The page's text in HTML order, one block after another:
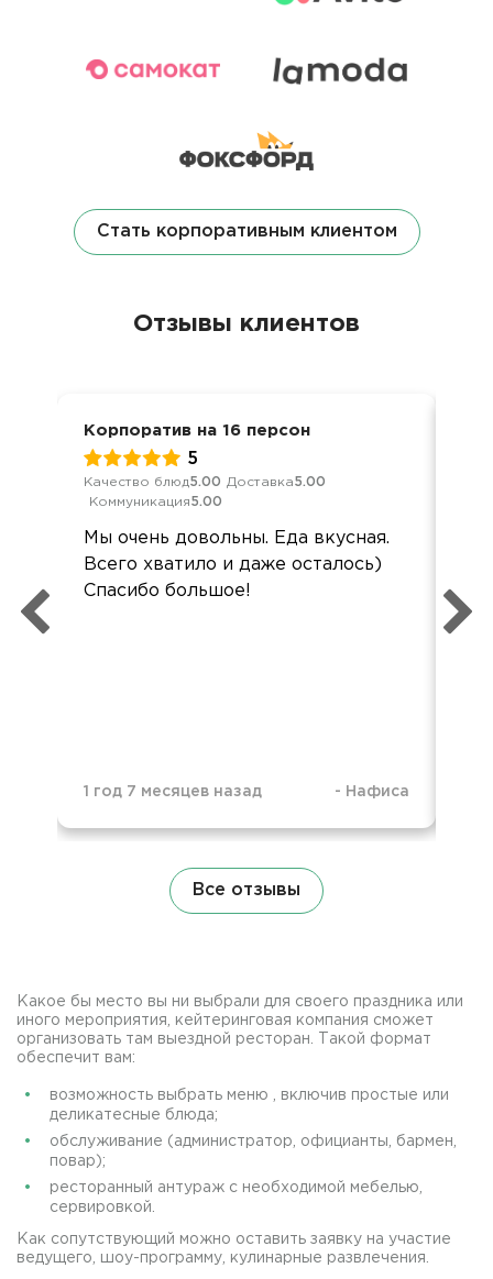
Стать корпоративным клиентом
Отзывы клиентов
Корпоратив на 16 персон
5
Качество блюд5.00 Доставка5.00
Коммуникация5.00
Мы очень довольны. Еда вкусная.
Всего хватило и даже осталось)
Спасибо большое!
1 год 7 месяцев назад - Нафиса
Все отзывы
Какое бы место вы ни выбрали для своего праздника или
иного мероприятия, кейтеринговая компания сможет
организовать там выездной ресторан. Такой формат
обеспечит вам:
возможность выбрать меню , включив простые или
деликатесные блюда;
обслуживание (администратор, официанты, бармен,
повар);
ресторанный антураж с необходимой мебелью,
сервировкой.
Как сопутствующий можно оставить заявку на участие
ведущего, шоу-программу, кулинарные развлечения.